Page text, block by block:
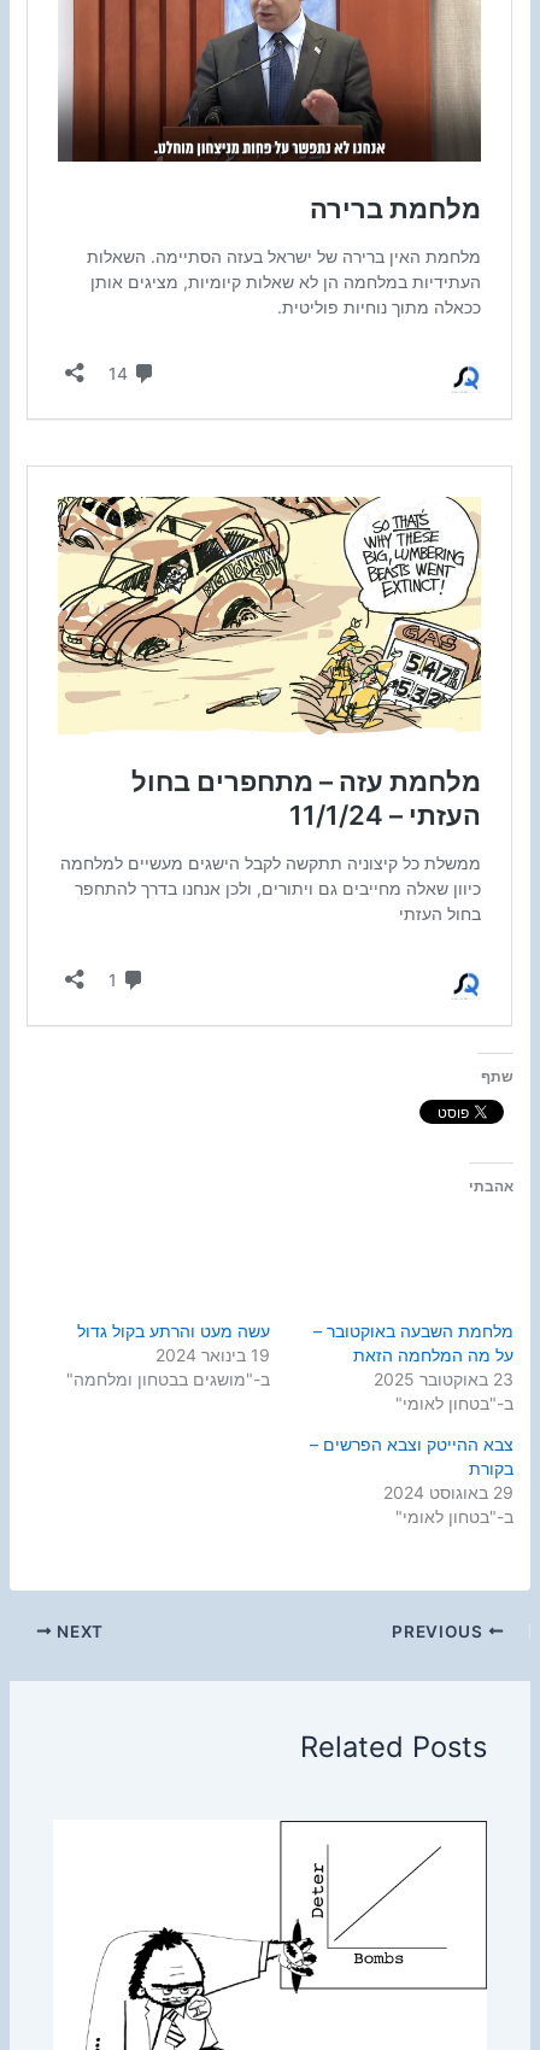
שתף
אהבתי
מלחמת השבעה באוקטובר –
על מה המלחמה הזאת
23 באוקטובר 2025
ב-"בטחון לאומי"
עשה מעט והרתע בקול גדול
19 בינואר 2024
ב-"מושגים בבטחון ומלחמה"
צבא ההייטק וצבא הפרשים –
בקורת
29 באוגוסט 2024
ב-"בטחון לאומי"
NEXT
Related Posts